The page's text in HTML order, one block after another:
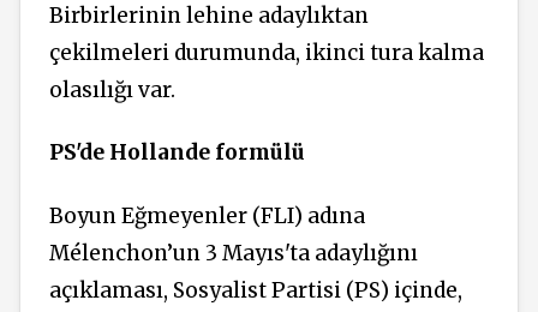
Birbirlerinin lehine adaylıktan
çekilmeleri durumunda, ikinci tura kalma
olasılığı var.
PS'de Hollande formülü
Boyun Eğmeyenler (FLI) adına
Mélenchon’un 3 Mayıs'ta adaylığını
açıklaması, Sosyalist Partisi (PS) içinde,